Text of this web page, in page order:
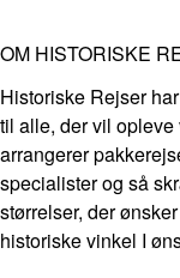
OM HISTORISKE
Historiske Rejser
til alle, der vil
arrangerer
specialister og så
størrelser, der
historiske vinkel I